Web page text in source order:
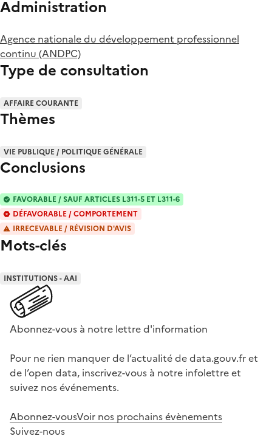
Administration
Agence nationale du développement professionnel
continu (ANDPC)
Type de consultation
AFFAIRE COURANTE
Thèmes
VIE PUBLIQUE / POLITIQUE GÉNÉRALE
Conclusions
FAVORABLE / SAUF ARTICLES L311-5 ET L311-6
DÉFAVORABLE / COMPORTEMENT
IRRECEVABLE / RÉVISION D'AVIS
Mots-clés
INSTITUTIONS - AAI
Abonnez-vous à notre lettre d'information
Pour ne rien manquer de l’actualité de data.gouv.fr et
de l’open data, inscrivez-vous à notre infolettre et
suivez nos événements.
Abonnez-vousVoir nos prochains évènements
Suivez-nous